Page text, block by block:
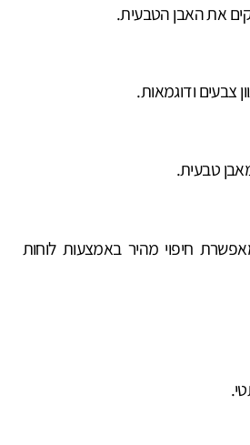
את האבן הטבעית.
צבעים ודוגמאות.
טבעית.
חיפוי מהיר באמצעות לוחות